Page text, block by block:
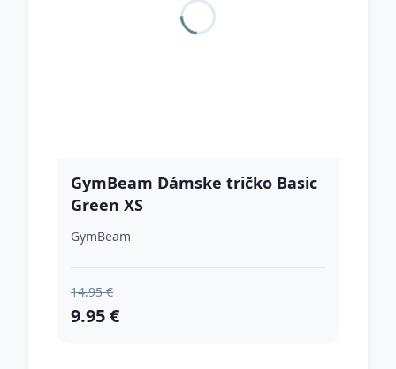
GymBeam Dámske tričko Basic
Green XS
GymBeam
14.95 €
9.95 €